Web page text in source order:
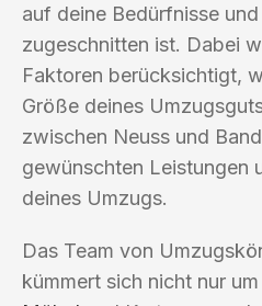
auf deine Bedürfnisse
zugeschnitten ist. Dabei
Faktoren berücksichtigt,
Größe deines
zwischen Neuss und
gewünschten Leistungen
deines Umzugs.
Das Team von
kümmert sich nicht nur